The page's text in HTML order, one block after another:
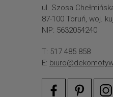
ul. Szosa
87-100 Toruń, woj.
NIP: 5632054240
T: 517 485 858
E: